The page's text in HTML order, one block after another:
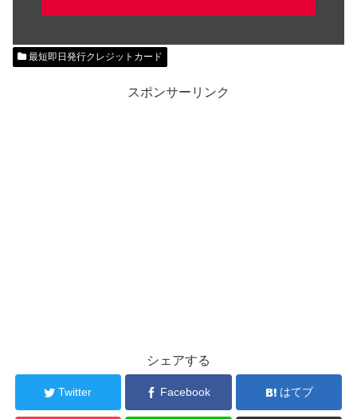
最短即日発行クレジットカード
スポンサーリンク
シェアする
Twitter Facebook はてブ